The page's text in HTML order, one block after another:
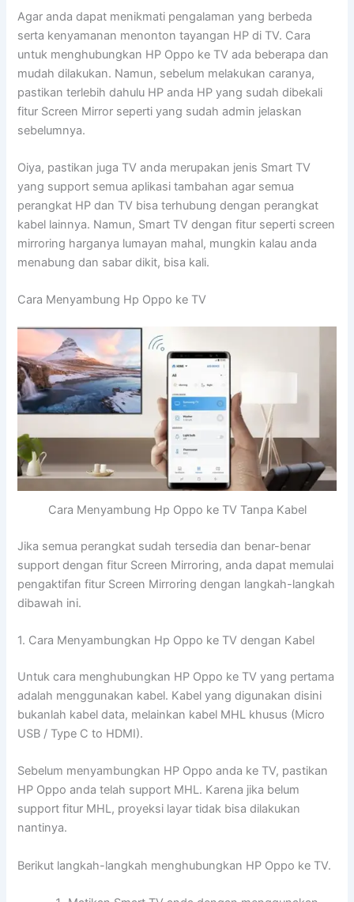
Agar anda dapat menikmati pengalaman yang berbeda
serta kenyamanan menonton tayangan HP di TV. Cara
untuk menghubungkan HP Oppo ke TV ada beberapa dan
mudah dilakukan. Namun, sebelum melakukan caranya,
pastikan terlebih dahulu HP anda HP yang sudah dibekali
fitur Screen Mirror seperti yang sudah admin jelaskan
sebelumnya.
Oiya, pastikan juga TV anda merupakan jenis Smart TV
yang support semua aplikasi tambahan agar semua
perangkat HP dan TV bisa terhubung dengan perangkat
kabel lainnya. Namun, Smart TV dengan fitur seperti screen
mirroring harganya lumayan mahal, mungkin kalau anda
menabung dan sabar dikit, bisa kali.
Cara Menyambung Hp Oppo ke TV
Cara Menyambung Hp Oppo ke TV Tanpa Kabel
Jika semua perangkat sudah tersedia dan benar-benar
support dengan fitur Screen Mirroring, anda dapat memulai
pengaktifan fitur Screen Mirroring dengan langkah-langkah
dibawah ini.
1. Cara Menyambungkan Hp Oppo ke TV dengan Kabel
Untuk cara menghubungkan HP Oppo ke TV yang pertama
adalah menggunakan kabel. Kabel yang digunakan disini
bukanlah kabel data, melainkan kabel MHL khusus (Micro
USB / Type C to HDMI).
Sebelum menyambungkan HP Oppo anda ke TV, pastikan
HP Oppo anda telah support MHL. Karena jika belum
support fitur MHL, proyeksi layar tidak bisa dilakukan
nantinya.
Berikut langkah-langkah menghubungkan HP Oppo ke TV.